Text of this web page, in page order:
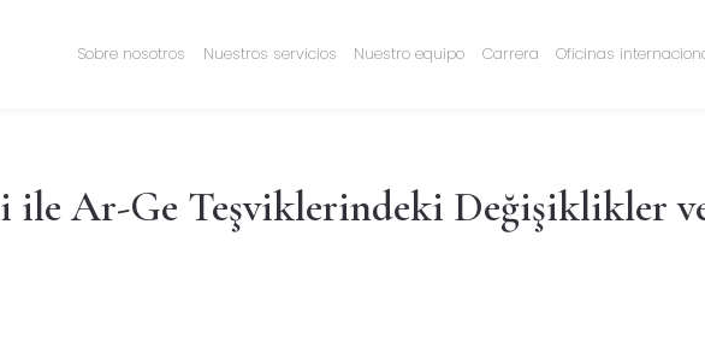
Sobre nosotros Nuestros servicios Nuestro equipo Carrera Oficinas
ile Ar-Ge Teşviklerindeki Değişiklikler